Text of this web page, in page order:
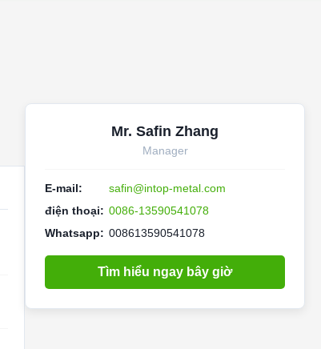
Mr. Safin Zhang
Manager
E-mail:
safin@intop-metal.com
điện thoại: 0086-13590541078
Whatsapp: 008613590541078
Tìm hiểu ngay bây giờ